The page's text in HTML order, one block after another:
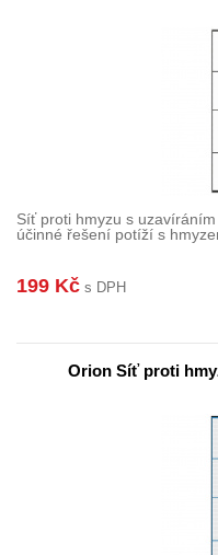
Síť proti hmyzu s
účinné řešení potíží s
199 Kč s DPH
Orion Síť proti